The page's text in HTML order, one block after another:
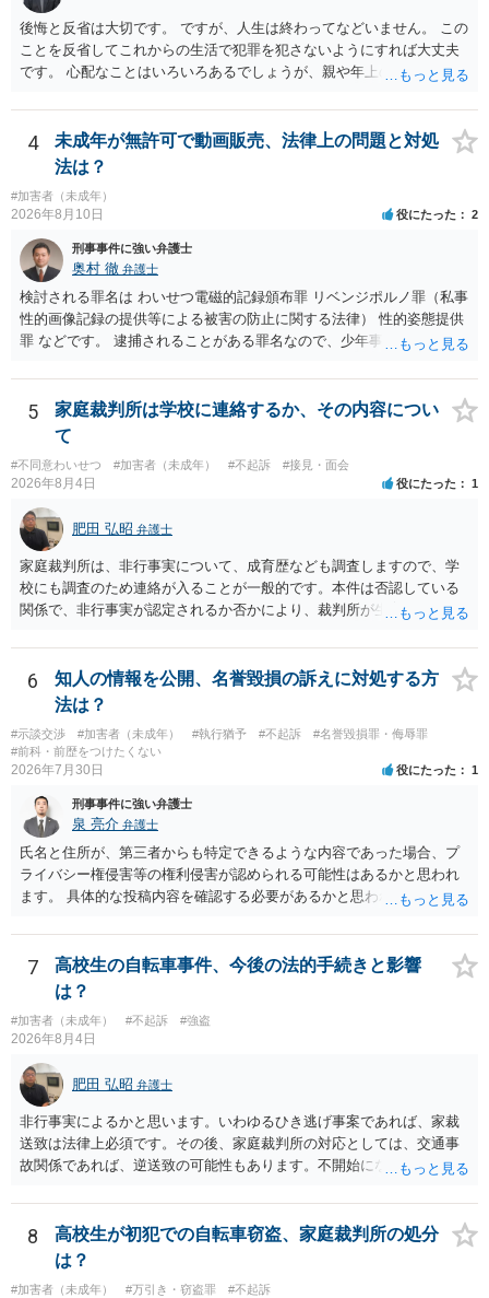
事・行政上の観点から以下の点が考慮されます。景品表示法について
は事業者が顧客を誘引するためのものではないため対象外と考えられ
ますが、自治会館の利用規約（目的外利用や金銭徴収の可否など）へ
の抵触が問題となることがあります。 【質問3への回答】 主催者とし
とを明確にしておくことが大切です。また、自治会館の管理者に対
し、参加費の集金を含む利用目的を事前に正確に伝えて了解を得てお
後悔と反省は大切です。 ですが、人生は終わってなどいません。 この
ことを反省してこれからの生活で犯罪を犯さないようにすれば大丈夫
です。 心配なことはいろいろあるでしょうが、親や年上の兄弟や信頼
す。
4
未成年が無許可で動画販売、法律上の問題と対処
法は？
#加害者（未成年）
2026年8月10日 役にたった 2
刑事事件に強い弁護士
奥村 徹 弁護士
検討される罪名は わいせつ電磁的記録頒布罪 リベンジポルノ罪（私事
性的画像記録の提供等による被害の防止に関する法律） 性的姿態提供
罪 などです。 逮捕されることがある罪名なので、少年事件を扱う弁護
5
家庭裁判所は学校に連絡するか、その内容につい
て
#不同意わいせつ #加害者（未成年） #不起訴 #接見・面会
2026年8月4日 役にたった 1
肥田 弘昭 弁護士
家庭裁判所は、非行事実について、成育歴なども調査しますので、学
校にも調査のため連絡が入ることが一般的です。本件は否認している
関係で、非行事実が認定されるか否かにより、裁判所が生育歴なども
ば無罪であり、非行がないのですから、その先の調査はないかと思い
ます。ご参考にしてください。
6
知人の情報を公開、名誉毀損の訴えに対処する方
法は？
#示談交渉 #加害者（未成年） #執行猶予 #不起訴
#名誉毀損罪・侮辱罪
#前科・前歴をつけたくない
2026年7月30日 役にたった 1
刑事事件に強い弁護士
泉 亮介 弁護士
氏名と住所が、第三者からも特定できるような内容であった場合、プ
ライバシー権侵害等の権利侵害が認められる可能性はあるかと思われ
ます。 具体的な投稿内容を確認する必要があるかと思われますので、
でしょう。
7
高校生の自転車事件、今後の法的手続きと影響
は？
#加害者（未成年） #不起訴 #強盗
2026年8月4日
肥田 弘昭 弁護士
非行事実によるかと思います。いわゆるひき逃げ事案であれば、家裁
送致は法律上必須です。その後、家庭裁判所の対応としては、交通事
故関係であれば、逆送致の可能性もあります。不開始になるかどうか
8
高校生が初犯での自転車窃盗、家庭裁判所の処分
は？
#加害者（未成年） #万引き・窃盗罪 #不起訴